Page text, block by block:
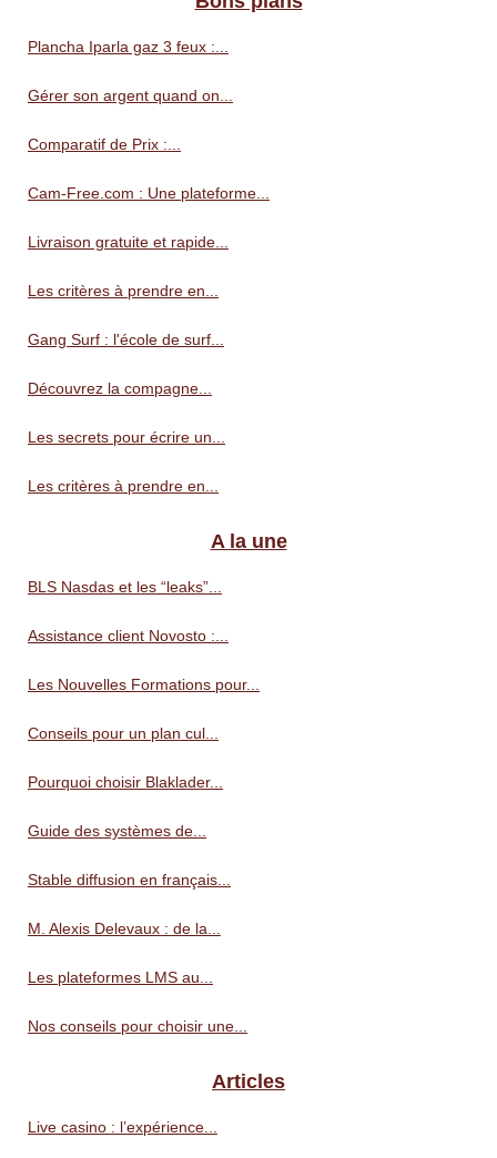
Plancha Iparla gaz 3 feux :...
Gérer son argent quand on...
Comparatif de Prix :...
Cam-Free.com : Une plateforme...
Livraison gratuite et rapide...
Les critères à prendre en...
Gang Surf : l'école de surf...
Découvrez la compagne...
Les secrets pour écrire un...
Les critères à prendre en...
A la une
BLS Nasdas et les “leaks”...
Assistance client Novosto :...
Les Nouvelles Formations pour...
Conseils pour un plan cul...
Pourquoi choisir Blaklader...
Guide des systèmes de...
Stable diffusion en français...
M. Alexis Delevaux : de la...
Les plateformes LMS au...
Nos conseils pour choisir une...
Articles
Live casino : l’expérience...